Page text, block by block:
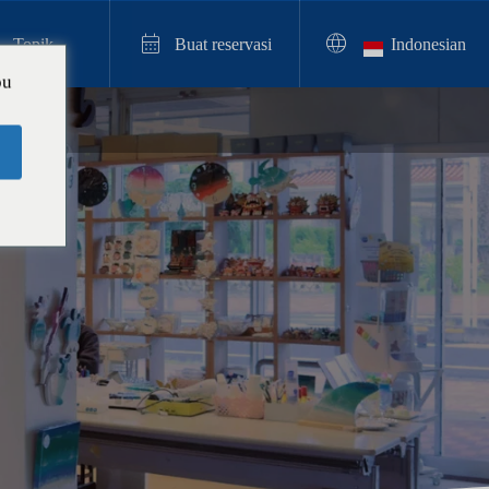
Topik  Buat reservasi  Indonesian
Pengalaman Minum Cream Soda
【Panduan Pengalaman Lilin Soda Krim
Okinawa】 Buat lilin berukuran asli pert
ama di Jepang di Okinawa
2025.12.05
